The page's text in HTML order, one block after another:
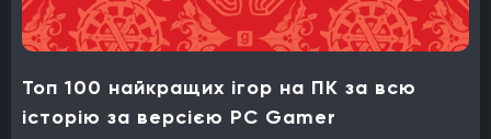
Топ 100 найкращих ігор на ПК за всю
історію за версією PC Gamer